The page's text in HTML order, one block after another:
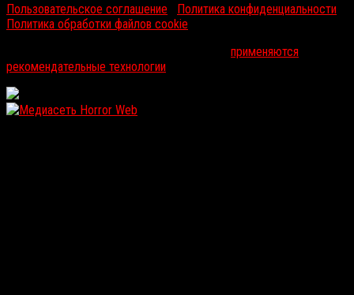
Пользовательское соглашение
Политика конфиденциальности
Политика обработки файлов cookie
применяются
рекомендательные технологии